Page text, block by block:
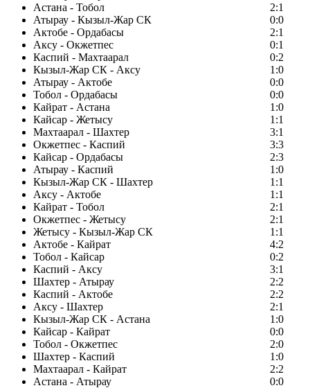
Астана - Тобол
2:1
Атырау - Кызыл-Жар СК
0:0
Актобе - Ордабасы
2:1
Аксу - Окжетпес
0:1
Каспий - Махтаарал
0:2
Кызыл-Жар СК - Аксу
1:0
Атырау - Актобе
0:0
Тобол - Ордабасы
0:0
Кайрат - Астана
1:0
Кайсар - Жетысу
1:1
Махтаарал - Шахтер
3:1
Окжетпес - Каспий
3:3
Кайсар - Ордабасы
2:3
Атырау - Каспий
1:0
Кызыл-Жар СК - Шахтер
1:1
Аксу - Актобе
1:1
Кайрат - Тобол
2:1
Окжетпес - Жетысу
2:1
Жетысу - Кызыл-Жар СК
1:1
Актобе - Кайрат
4:2
Тобол - Кайсар
0:2
Каспий - Аксу
3:1
Шахтер - Атырау
2:2
Каспий - Актобе
2:2
Аксу - Шахтер
2:1
Кызыл-Жар СК - Астана
1:0
Кайсар - Кайрат
0:0
Тобол - Окжетпес
2:0
Шахтер - Каспий
1:0
Махтаарал - Кайрат
2:2
Астана - Атырау
0:0